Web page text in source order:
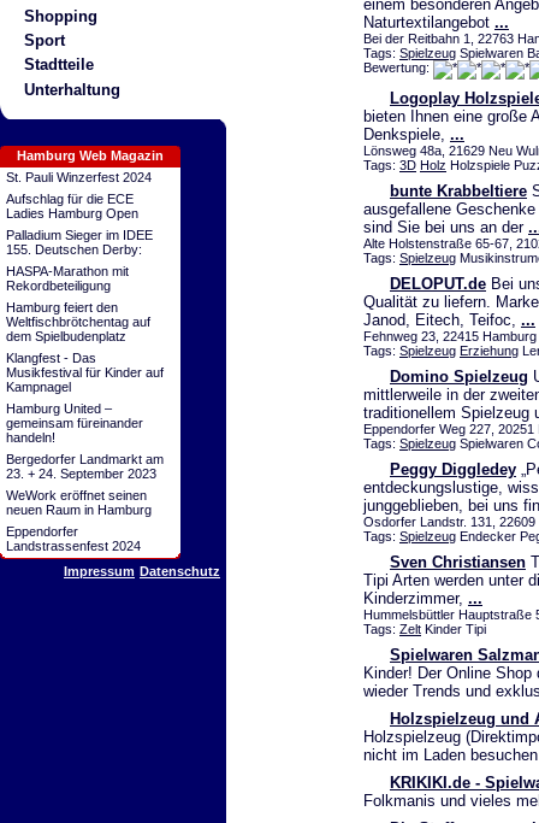
Shopping
Sport
Stadtteile
Unterhaltung
Hamburg Web Magazin
St. Pauli Winzerfest 2024
Aufschlag für die ECE
Ladies Hamburg Open
Palladium Sieger im IDEE
155. Deutschen Derby:
HASPA-Marathon mit
Rekordbeteiligung
Hamburg feiert den
Weltfischbrötchentag auf
dem Spielbudenplatz
Klangfest - Das
Musikfestival für Kinder auf
Kampnagel
Hamburg United –
gemeinsam füreinander
handeln!
Bergedorfer Landmarkt am
23. + 24. September 2023
WeWork eröffnet seinen
neuen Raum in Hamburg
Eppendorfer
Landstrassenfest 2024
Impressum Datenschutz
einem besonderen
Naturtextilangebot ...
Bei der Reitbahn 1, 22763
Tags: Spielzeug Spielwaren
Bewertung:
Logoplay
bieten Ihnen eine große
Denkspiele, ...
Lönsweg 48a, 21629 Neu
Tags: 3D Holz Holzspiele
bunte Krabbeltiere
ausgefallene
sind Sie bei uns an der
Alte Holstenstraße 65-67,
Tags: Spielzeug
DELOPUT.de Bei
Qualität zu liefern.
Janod, Eitech, Teifoc, ...
Fehnweg 23, 22415
Tags: Spielzeug Erziehung
Domino Spielzeug
mittlerweile in der
traditionellem Spielzeug
Eppendorfer Weg 227,
Tags: Spielzeug Spielwaren
Peggy Diggledey
entdeckungslustige,
junggeblieben, bei uns
Osdorfer Landstr. 131,
Tags: Spielzeug Endecker
Sven Christiansen
Tipi Arten werden unter
Kinderzimmer, ...
Hummelsbüttler Hauptstraße
Tags: Zelt Kinder Tipi
Spielwaren
Kinder! Der Online
wieder Trends und
Holzspielzeug und
Holzspielzeug
nicht im Laden
KRIKIKI.de -
Folkmanis und vieles